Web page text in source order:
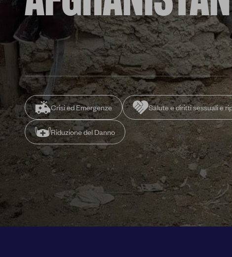
Crisi ed Emergenze Salute e diritti sessuali e
Riduzione del Danno